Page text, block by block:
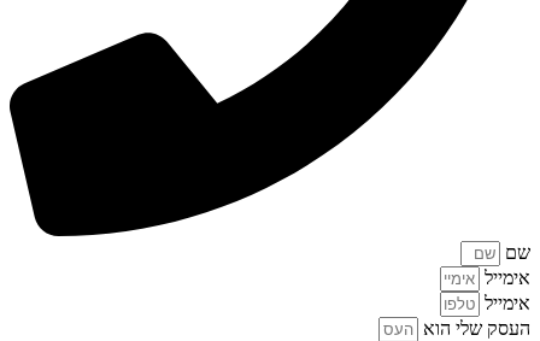
שם
אימייל
אימייל
העסק שלי הוא